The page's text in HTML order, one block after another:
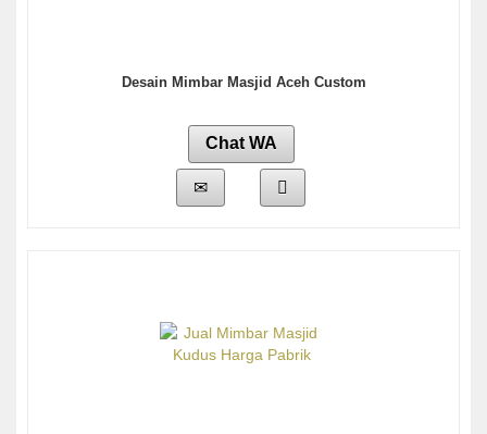
Desain Mimbar Masjid Aceh Custom
Chat WA